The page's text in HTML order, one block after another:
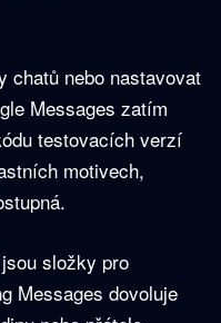
chatů nebo nastavovat
Messages zatím
testovacích verzí
motivech,
složky pro
Messages dovoluje